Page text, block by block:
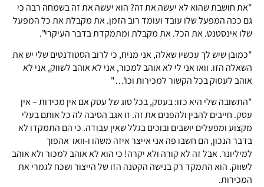
"את חושבת שהוא לא יעשה את זה? הוא יעשה את זה בשמחה רבה כי
גם ככה המפעל שלו עובד ועומד רוב הזמן. את מקבלת את כל המפעל
שלו אינסטנט. את הכל. את מקבלת ומתמקדת בדבר העיקרי".
"כמובן שיש לך עכשיו שאלה, אני מניח, כי לרוב הסטודנטים שלי יש את
השאלה הזו. וואו אני לי לא אוהב למכור, אני לא אוהב לשווק, אני לא
אוהב לעסוק בכל הקשור למכירות וכו'…"
"התשובה שלי היא כזו: בעסק, בכל סוג של עסק אם אין מכירות – אין
עסק. חייבים להבין ולהפנים את זה. זו אגב הסיבה לה כל אותם בעלי
מקצוע ומפעלים יושבים ובוכים בגלל שאין עבודה. כי הם התמקדו לא
בדבר הנכון, הם חשבו פה אני אייצר איזה משהו ו-וואו אהפוך
למיליונר. אבל זה לא קורה ולא יקרה! כי הוא לא אוהב למכור ולא אוהב
לשווק. הוא התמקד רק בנישה הקטנה הזו של הייצור ושכח לגמרי את
המכירות.